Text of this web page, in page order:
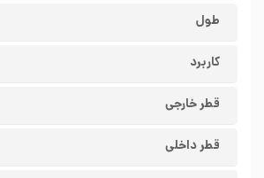
طول
کاربرد
قطر خارجی
قطر داخلی